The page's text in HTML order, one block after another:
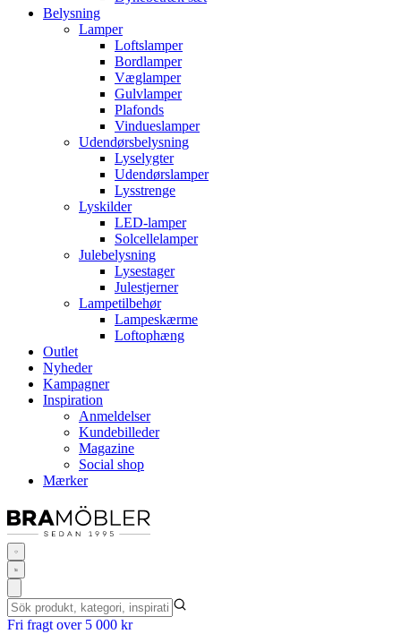
Belysning
Lamper
Loftslamper
Bordlamper
Væglamper
Gulvlamper
Plafonds
Vindueslamper
Udendørsbelysning
Lyselygter
Udendørslamper
Lysstrenge
Lyskilder
LED-lamper
Solcellelamper
Julebelysning
Lysestager
Julestjerner
Lampetilbehør
Lampeskærme
Loftophæng
Outlet
Nyheder
Kampagner
Inspiration
Anmeldelser
Kundebilleder
Magazine
Social shop
Mærker
Fri fragt over 5 000 kr